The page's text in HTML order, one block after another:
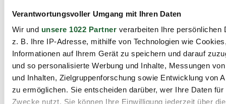
Verantwortungsvoller Umgang mit Ihren Daten
Wir und unsere 1022 Partnerverarbeiten Ihre persönlichen
z. B. Ihre IP-Adresse, mithilfe von Technologien wie
Informationen auf Ihrem Gerät zu speichern und darauf
und so personalisierte Werbung und Inhalte, Messungen
und Inhalten, Zielgruppenforschung sowie Entwicklung von
zu ermöglichen. Sie entscheiden darüber, wer Ihre Daten für
Zwecke nutzt. Sie können Ihre Einwilligung jederzeit über
Ich habe die Datenschutzbestimmungen zur
Kenntnis genommen.*